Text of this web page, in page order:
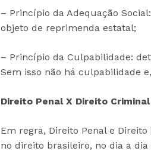
– Princípio da Adequação
objeto de reprimenda estatal;
– Princípio da Culpabilidade:
Sem isso não há culpabilidade
Direito Penal X Direito Criminal
Em regra, Direito Penal e
no direito brasileiro, no dia a